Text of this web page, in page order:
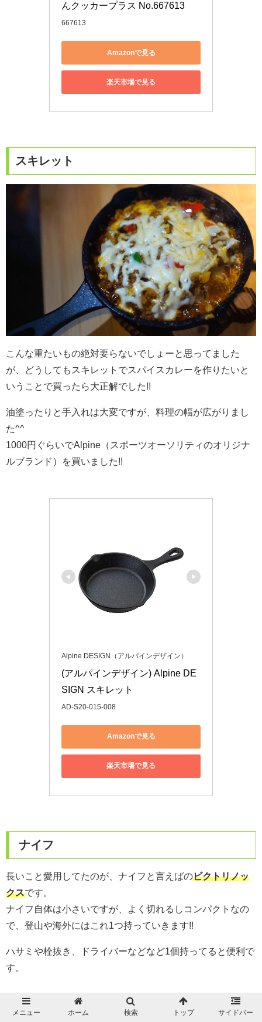
んクッカープラス No.667613
667613
Amazonで見る
楽天市場で見る
スキレット
こんな重たいもの絶対要らないでしょーと思ってました
が、どうしてもスキレットでスパイスカレーを作りたいと
いうことで買ったら大正解でした!!
油塗ったりと手入れは大変ですが、料理の幅が広がりまし
た^^
1000円ぐらいでAlpine（スポーツオーソリティのオリジナ
ルブランド）を買いました!!
Alpine DESIGN（アルパインデザイン）
(アルパインデザイン) Alpine DE
SIGN スキレット
AD-S20-015-008
Amazonで見る
楽天市場で見る
ナイフ
長いこと愛用してたのが、ナイフと言えばのビクトリノッ
クスです。
ナイフ自体は小さいですが、よく切れるしコンパクトなの
で、登山や海外にはこれ1つ持っていきます!!
ハサミや栓抜き、ドライバーなどなど1個持ってると便利で
す。
メニュー ホーム 検索 トップ サイドバー